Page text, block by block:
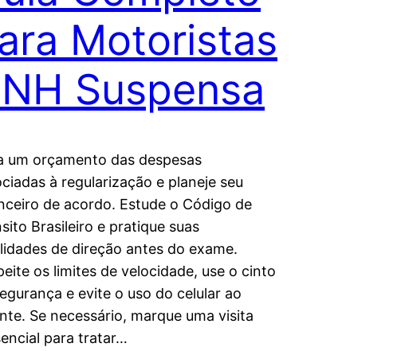
Motoristas
Suspensa
um orçamento das despesas
à regularização e planeje seu
de acordo. Estude o Código de
Brasileiro e pratique suas
de direção antes do exame.
os limites de velocidade, use o cinto
e evite o uso do celular ao
Se necessário, marque uma visita
para tratar…